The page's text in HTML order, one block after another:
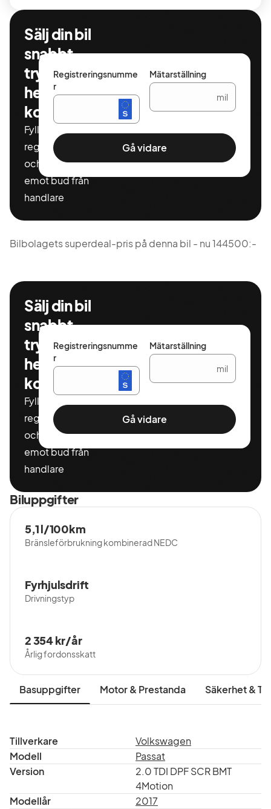
Sälj din bil
snabbt,
tryggt och
helt
kostnadsfritt
Fyll i ditt
registeringnummer
och miltal för att ta
emot bud från
handlare
Registreringsnumme
r
Mätarställning
mil
Gå vidare
Bilbolagets superdeal-pris på denna bil - nu 144500:-
Sälj din bil
snabbt,
tryggt och
helt
kostnadsfritt
Fyll i ditt
registeringnummer
och miltal för att ta
emot bud från
handlare
Registreringsnumme
r
Mätarställning
mil
Gå vidare
Biluppgifter
Bränsleförbrukning kombinerad NEDC
5,1 l/100km
Drivningstyp
Fyrhjulsdrift
Årlig fordonsskatt
2 354 kr/år
Basuppgifter Motor & Prestanda Säkerhet &
Tillverkare
Volkswagen
Modell
Passat
Version
2.0 TDI DPF SCR BMT
4Motion
Modellår
2017